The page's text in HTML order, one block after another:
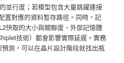
並行度；若模型包含大量跳躍連接
置對應的資料暫存路徑。同時，記
快取的大小與關聯度、外部記憶體
技術）都會影響實際延遲。實務
預測，可以在晶片設計階段就找出瓶